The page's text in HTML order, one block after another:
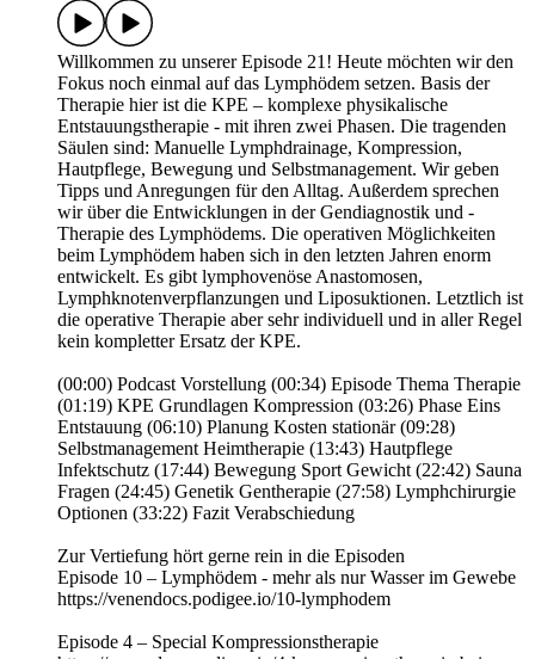
Willkommen zu unserer Episode 21! Heute möchten wir den
Fokus noch einmal auf das Lymphödem setzen. Basis der
Therapie hier ist die KPE – komplexe physikalische
Entstauungstherapie - mit ihren zwei Phasen. Die tragenden
Säulen sind: Manuelle Lymphdrainage, Kompression,
Hautpflege, Bewegung und Selbstmanagement. Wir geben
Tipps und Anregungen für den Alltag. Außerdem sprechen
wir über die Entwicklungen in der Gendiagnostik und -
Therapie des Lymphödems. Die operativen Möglichkeiten
beim Lymphödem haben sich in den letzten Jahren enorm
entwickelt. Es gibt lymphovenöse Anastomosen,
Lymphknotenverpflanzungen und Liposuktionen. Letztlich ist
die operative Therapie aber sehr individuell und in aller Regel
kein kompletter Ersatz der KPE.
(00:00) Podcast Vorstellung (00:34) Episode Thema Therapie
(01:19) KPE Grundlagen Kompression (03:26) Phase Eins
Entstauung (06:10) Planung Kosten stationär (09:28)
Selbstmanagement Heimtherapie (13:43) Hautpflege
Infektschutz (17:44) Bewegung Sport Gewicht (22:42) Sauna
Fragen (24:45) Genetik Gentherapie (27:58) Lymphchirurgie
Optionen (33:22) Fazit Verabschiedung
Zur Vertiefung hört gerne rein in die Episoden
Episode 10 – Lymphödem - mehr als nur Wasser im Gewebe
https://venendocs.podigee.io/10-lymphodem
Episode 4 – Special Kompressionstherapie